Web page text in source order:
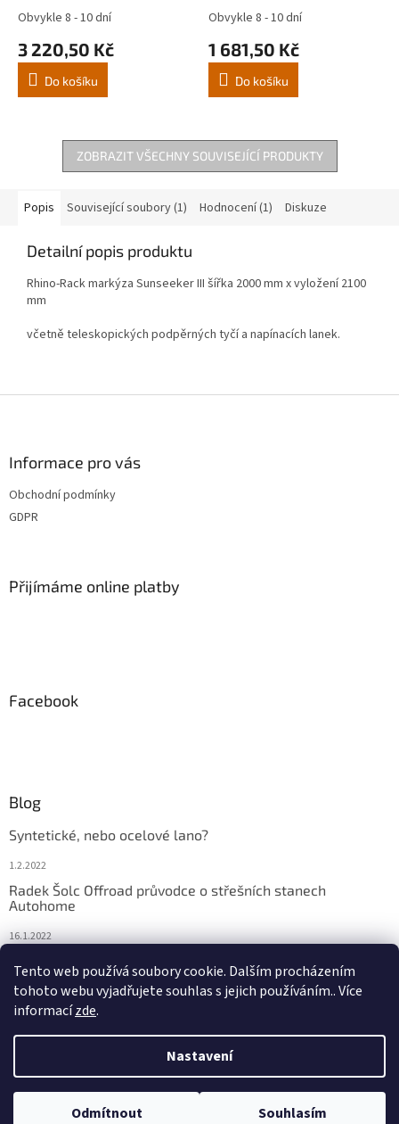
Tento web používá soubory cookie. Dalším procházením
tohoto webu vyjadřujete souhlas s jejich používáním.. Více
informacízde.
Nastavení
Odmítnout Souhlasím
Obvykle 8 - 10 dní
3 220,50 Kč
Do košíku
Obvykle 8 - 10 dní
1 681,50 Kč
Do košíku
ZOBRAZIT VŠECHNY SOUVISEJÍCÍ PRODUKTY
Popis Související soubory (1) Hodnocení (1) Diskuze
Detailní popis produktu
Rhino-Rack markýza Sunseeker III šířka 2000 mm x vyložení 2100
mm
včetně teleskopických podpěrných tyčí a napínacích lanek.
Informace pro vás
Obchodní podmínky
GDPR
Přijímáme online platby
Facebook
Blog
Syntetické, nebo ocelové lano?
1.2.2022
Radek Šolc Offroad průvodce o střešních stanech
Autohome
16.1.2022
4.2.2021
Vytvořil Shoptet
Copyright 2026TOOMICH 4x4 E-shop . Všechna práva vyhrazena.